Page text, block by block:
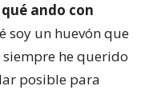
ando con
soy un huevón que
siempre he querido
posible para